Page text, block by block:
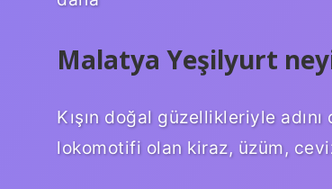
Malatya Yeşilyurt
Kışın doğal güzellikleriyle
lokomotifi olan kiraz, üzüm,